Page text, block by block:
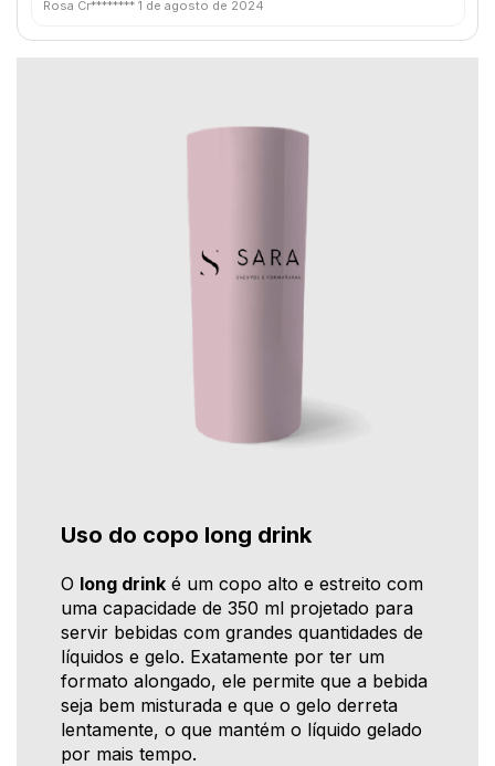
Rosa Cr******** 1 de agosto de 2024
Uso do copo long drink
O long drink é um copo alto e estreito com
uma capacidade de 350 ml projetado para
servir bebidas com grandes quantidades de
líquidos e gelo. Exatamente por ter um
formato alongado, ele permite que a bebida
seja bem misturada e que o gelo derreta
lentamente, o que mantém o líquido gelado
por mais tempo.